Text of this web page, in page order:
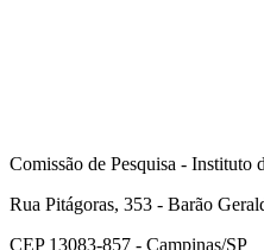
Comissão de Pesquisa - Instituto
Rua Pitágoras, 353 - Barão
CEP 13083-857 - Campinas/SP